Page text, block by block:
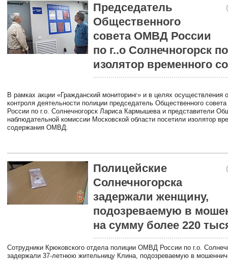
Председатель
Общественного
совета ОМВД России
по г..о Солнечногорск
изолятор временного
В рамках акции «Гражданский мониторинг» и в целях осуществления
контроля деятельности полиции председатель Общественного
России по г.о. Солнечногорск Лариса Кармышева и представители
наблюдательной комиссии Московской области посетили изолятор
содержания ОМВД.
Полицейские
Солнечногорска
задержали женщину,
подозреваемую в
на сумму более 220
Сотрудники Крюковского отдела полиции ОМВД России по г.о.
задержали 37-летнюю жительницу Клина, подозреваемую в